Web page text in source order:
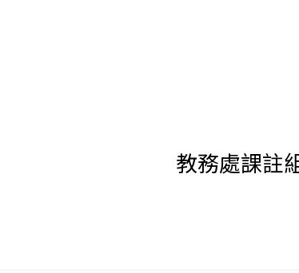
註組 敬